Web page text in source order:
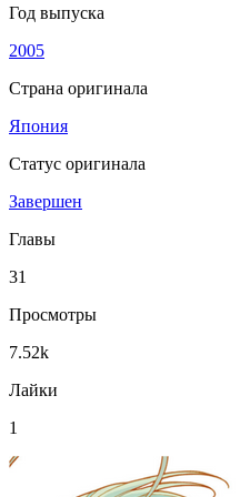
Год выпуска
2005
Страна оригинала
Япония
Статус оригинала
Завершен
Главы
31
Просмотры
7.52k
Лайки
1